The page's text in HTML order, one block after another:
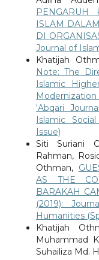
PENGARUH
ISLAM
DI
Journal of
Khatijah
Note: The
Islamic
‘Abqari
Islamic
Issue)
Siti Suriani
Rahman,
Othman,
AS THE
BARAKAH
(2019):
Humanities
Khatijah
Muhammad
Suhailiza Md.